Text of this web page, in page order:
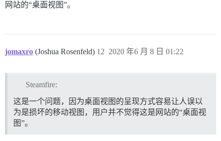
网站的“桌面视图”。
jomaxro (Joshua Rosenfeld) 2020 年6 月 8 日 01:22
12
Steamfire:
这是一个问题，因为桌面视图的呈现方式容易让人误以
为是损坏的移动视图，用户并不觉得这是网站的“桌面视
图”。